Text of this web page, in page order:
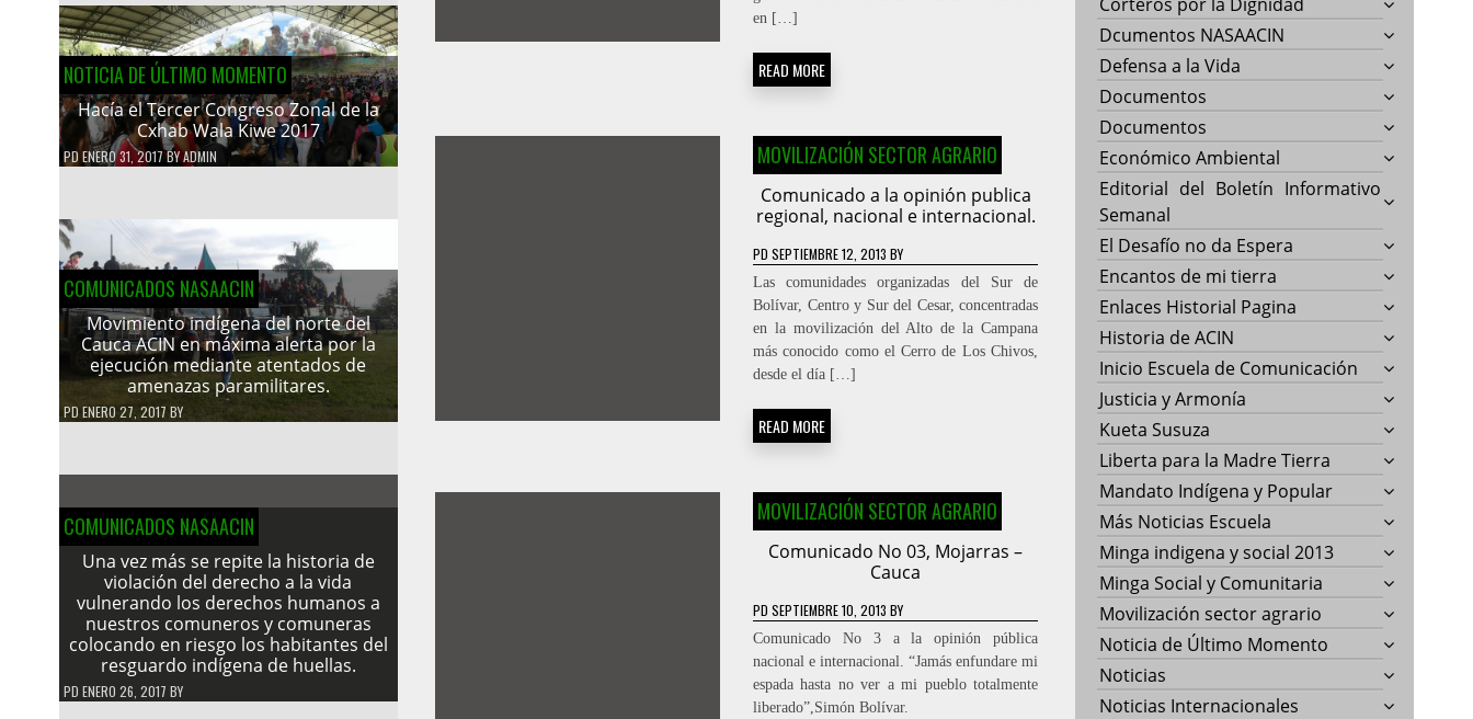
NOTICIA DE ÚLTIMO MOMENTO
Hacía el Tercer Congreso Zonal de la
Cxhab Wala Kiwe 2017
PDENERO 31, 2017BYADMIN
COMUNICADOS NASAACIN
Movimiento indígena del norte del
Cauca ACIN en máxima alerta por la
ejecución mediante atentados de
amenazas paramilitares.
PD ENERO 27, 2017 BY
COMUNICADOS NASAACIN
Una vez más se repite la historia de
violación del derecho a la vida
vulnerando los derechos humanos a
nuestros comuneros y comuneras
colocando en riesgo los habitantes del
resguardo indígena de huellas.
PD ENERO 26, 2017 BY
en […]
READ MORE
MOVILIZACIÓN SECTOR AGRARIO
Comunicado a la opinión publica
regional, nacional e internacional.
PD SEPTIEMBRE 12, 2013 BY
Las comunidades organizadas del Sur de
Bolívar, Centro y Sur del Cesar, concentradas
en la movilización del Alto de la Campana
más conocido como el Cerro de Los Chivos,
desde el día […]
READ MORE
MOVILIZACIÓN SECTOR AGRARIO
Comunicado No 03, Mojarras –
Cauca
PD SEPTIEMBRE 10, 2013 BY
Comunicado No 3 a la opinión pública
nacional e internacional. “Jamás enfundare mi
espada hasta no ver a mi pueblo totalmente
liberado”,Simón Bolívar.
Dcumentos NASAACIN
Defensa a la Vida
Documentos
Documentos
Económico Ambiental
Editorial del Boletín Informativo
Semanal
El Desafío no da Espera
Encantos de mi tierra
Enlaces Historial Pagina
Historia de ACIN
Inicio Escuela de Comunicación
Justicia y Armonía
Kueta Susuza
Liberta para la Madre Tierra
Mandato Indígena y Popular
Más Noticias Escuela
Minga indigena y social 2013
Minga Social y Comunitaria
Movilización sector agrario
Noticia de Último Momento
Noticias
Noticias Internacionales